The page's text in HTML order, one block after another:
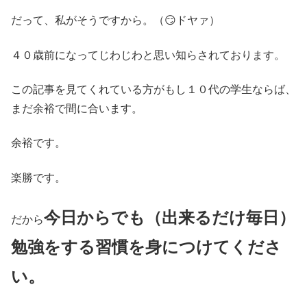
だって、私がそうですから。（😏ドヤァ）
４０歳前になってじわじわと思い知らされております。
この記事を見てくれている方がもし１０代の学生ならば、
まだ余裕で間に合います。
余裕です。
楽勝です。
だから今日からでも（出来るだけ毎日）
勉強をする習慣を身につけてくださ
い。